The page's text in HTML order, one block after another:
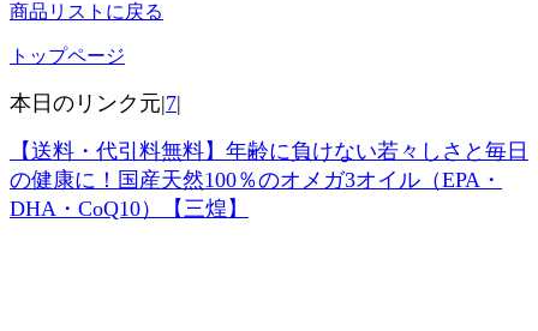
商品リストに戻る
トップページ
本日のリンク元|7|
【送料・代引料無料】年齢に負けない若々しさと毎日
の健康に！国産天然100％のオメガ3オイル（EPA・
DHA・CoQ10）【三煌】